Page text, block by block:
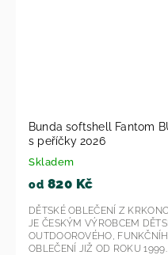
Bunda softshell Fantom
fialovou lemovkou 2026
Skladem
od820 Kč
DĚTSKÉ OBLEČENÍ Z
JE ČESKÝM VÝROBCEM
OUTDOOROVÉHO,
OBLEČENÍ JIŽ OD ROKU